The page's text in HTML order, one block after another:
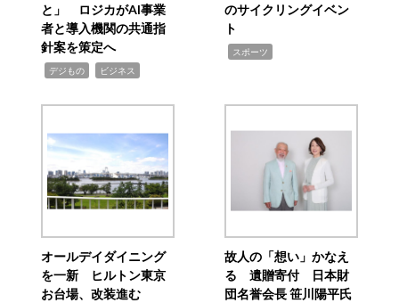
と」 ロジカがAI事業
者と導入機関の共通指
針案を策定へ
デジもの ビジネス
のサイクリングイベン
ト
スポーツ
オールデイダイニング
を一新 ヒルトン東京
お台場、改装進む
故人の「想い」かなえ
る 遺贈寄付 日本財
団名誉会長 笹川陽平氏